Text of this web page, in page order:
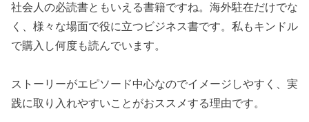
社会人の必読書ともいえる書籍ですね。海外駐在だけでな
く、様々な場面で役に立つビジネス書です。私もキンドル
で購入し何度も読んでいます。
ストーリーがエピソード中心なのでイメージしやすく、実
践に取り入れやすいことがおススメする理由です。